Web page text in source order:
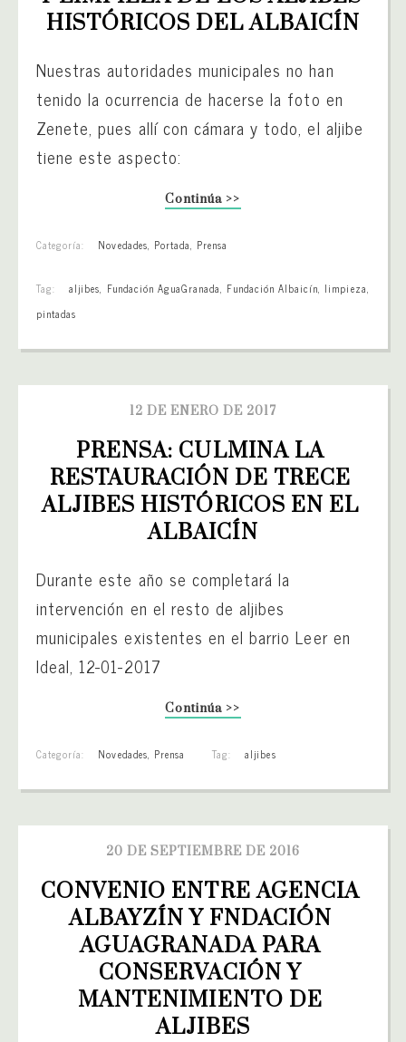
HISTÓRICOS DEL ALBAICÍN
Nuestras autoridades municipales no han
tenido la ocurrencia de hacerse la foto en
Zenete, pues allí con cámara y todo, el aljibe
tiene este aspecto:
Continúa >>
Categoría: Novedades, Portada, Prensa
Tag: aljibes, Fundación AguaGranada, Fundación Albaicín, limpieza,
pintadas
12 DE ENERO DE 2017
PRENSA: CULMINA LA
RESTAURACIÓN DE TRECE
ALJIBES HISTÓRICOS EN EL
ALBAICÍN
Durante este año se completará la
intervención en el resto de aljibes
municipales existentes en el barrio Leer en
Ideal, 12-01-2017
Continúa >>
Categoría: Novedades, Prensa Tag: aljibes
20 DE SEPTIEMBRE DE 2016
CONVENIO ENTRE AGENCIA
ALBAYZÍN Y FNDACIÓN
AGUAGRANADA PARA
CONSERVACIÓN Y
MANTENIMIENTO DE
ALJIBES